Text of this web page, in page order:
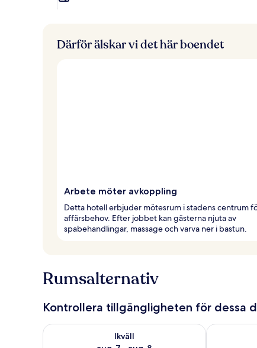
Därför älskar vi det här boendet
Arbete möter avkoppling
Detta hotell erbjuder mötesrum i stadens centrum
affärsbehov. Efter jobbet kan gästerna njuta av
spabehandlingar, massage och varva ner i bastun.
Rumsalternativ
Kontrollera tillgängligheten för dessa
Ikväll
Kontrollera tillgängligheten för ikväll aug. 7 - aug. 8
Kontrollera